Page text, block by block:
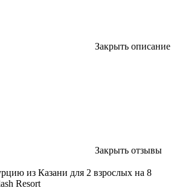
Закрыть описание
Закрыть отзывы